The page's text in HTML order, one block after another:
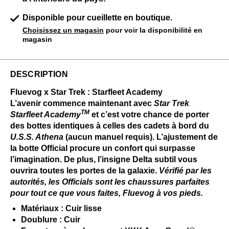
Disponible pour cueillette en boutique.
Choisissez un magasin pour voir la disponibilité en
magasin
DESCRIPTION
Fluevog x Star Trek : Starfleet Academy
L’avenir commence maintenant avec Star Trek
Starfleet AcademyTM et c’est votre chance de porter
des bottes identiques à celles des cadets à bord du
U.S.S. Athena (aucun manuel requis). L’ajustement de
la botte Official procure un confort qui surpasse
l’imagination. De plus, l’insigne Delta subtil vous
ouvrira toutes les portes de la galaxie. Vérifié par les
autorités, les Officials sont les chaussures parfaites
pour tout ce que vous faites, Fluevog à vos pieds.
Matériaux : Cuir lisse
Doublure : Cuir